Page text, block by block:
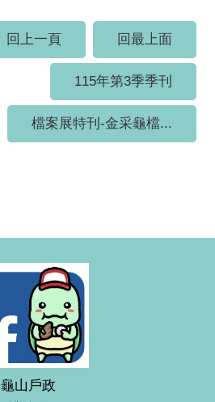
回上一頁
回最上面
115年第3季季刊
檔案展特刊-金采龜檔...
龜山戶政